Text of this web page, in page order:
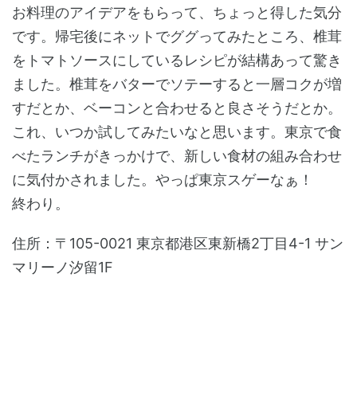
お料理のアイデアをもらって、ちょっと得した気分
です。帰宅後にネットでググってみたところ、椎茸
をトマトソースにしているレシピが結構あって驚き
ました。椎茸をバターでソテーすると一層コクが増
すだとか、ベーコンと合わせると良さそうだとか。
これ、いつか試してみたいなと思います。東京で食
べたランチがきっかけで、新しい食材の組み合わせ
に気付かされました。やっぱ東京スゲーなぁ！
終わり。
住所：〒105-0021 東京都港区東新橋2丁目4-1 サン
マリーノ汐留1F